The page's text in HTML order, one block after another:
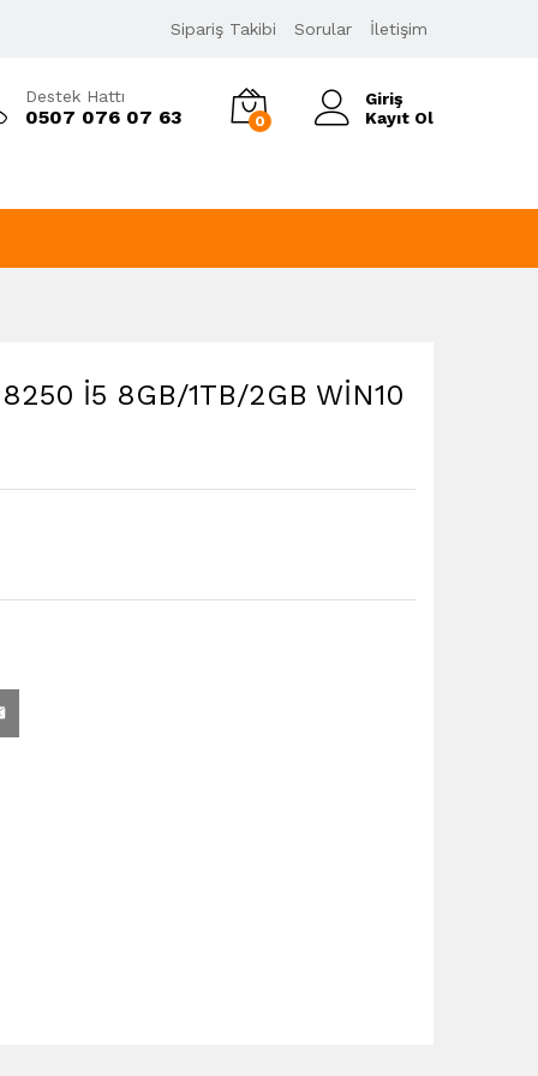
Sipariş Takibi Sorular İletişim
Destek Hattı
0507 076 07 63 0
Giriş
Kayıt Ol
İ5 8GB/1TB/2GB WİN10